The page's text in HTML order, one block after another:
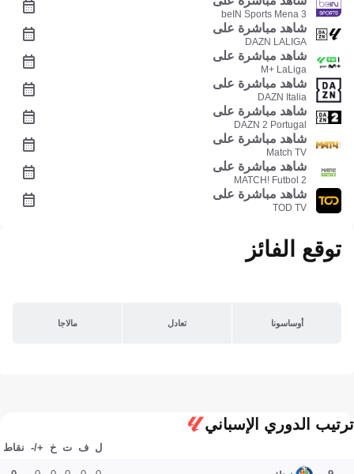
beIN Sports Mena 3
شاهد مباشرة على
DAZN LALIGA
شاهد مباشرة على
M+ LaLiga
شاهد مباشرة على
DAZN Italia
شاهد مباشرة على
DAZN 2 Portugal
شاهد مباشرة على
Match TV
شاهد مباشرة على
MATCH! Futbol 2
شاهد مباشرة على
TOD TV
توقع الفائز
أوساسونا تعادل مالاجا
ترتيب الدوري الإسباني
ل ف ت خ +/- نقاط